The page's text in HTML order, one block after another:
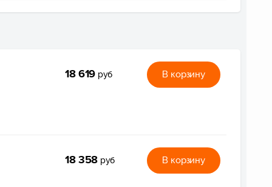
18 619 руб В корзину
18 358 руб В корзину